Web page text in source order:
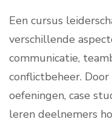
Een cursus
verschillende
communicatie,
conflictbeheer.
oefeningen, case
leren deelnemers